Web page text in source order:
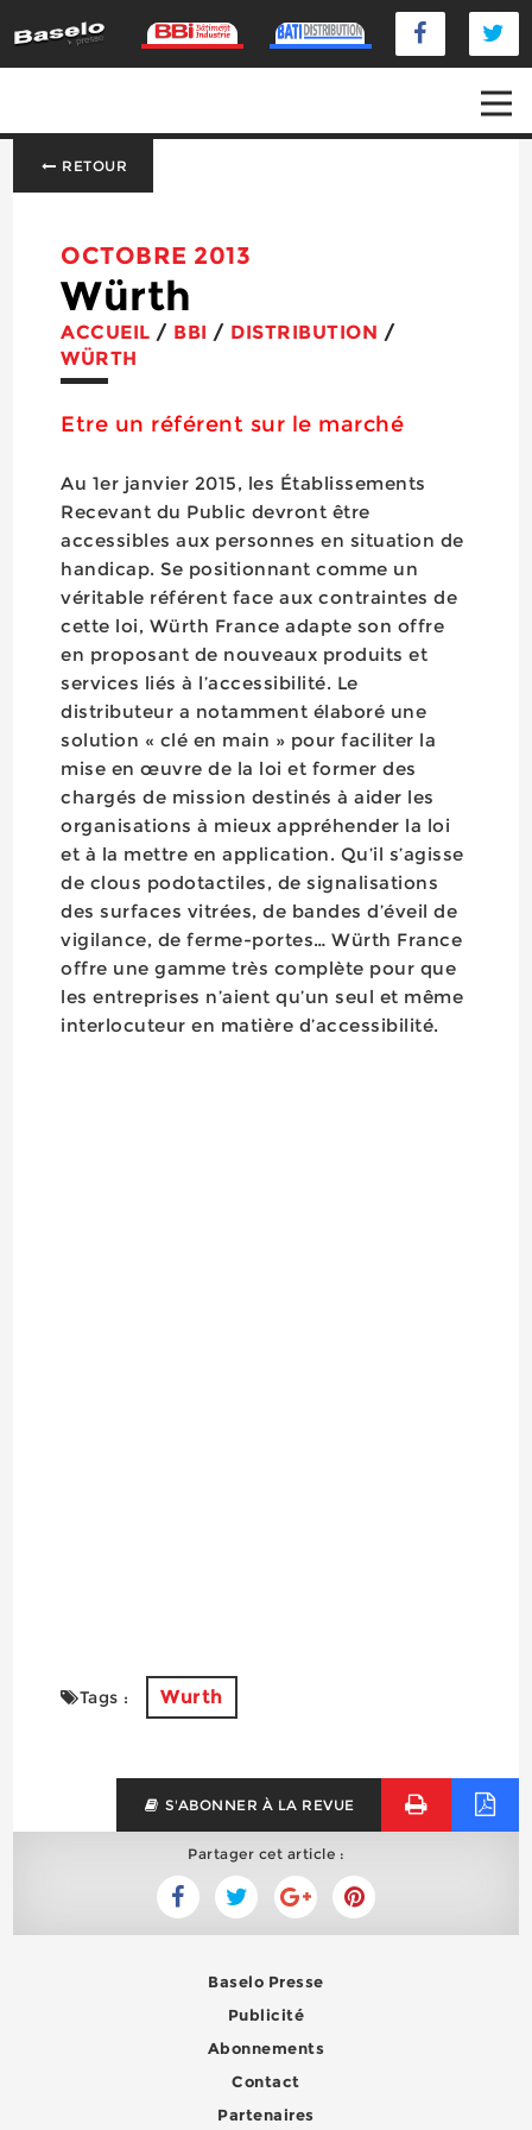
RETOUR
OCTOBRE 2013
Würth
ACCUEIL / BBI / DISTRIBUTION /
WÜRTH
Etre un référent sur le marché
Au 1er janvier 2015, les Établissements
Recevant du Public devront être
accessibles aux personnes en situation de
handicap. Se positionnant comme un
véritable référent face aux contraintes de
cette loi, Würth France adapte son offre
en proposant de nouveaux produits et
services liés à l’accessibilité. Le
distributeur a notamment élaboré une
solution « clé en main » pour faciliter la
mise en œuvre de la loi et former des
chargés de mission destinés à aider les
organisations à mieux appréhender la loi
et à la mettre en application. Qu’il s’agisse
de clous podotactiles, de signalisations
des surfaces vitrées, de bandes d’éveil de
vigilance, de ferme-portes… Würth France
offre une gamme très complète pour que
les entreprises n’aient qu’un seul et même
interlocuteur en matière d’accessibilité.
Tags : Wurth
S'ABONNER À LA REVUE
Partager cet article :
Baselo Presse
Publicité
Abonnements
Contact
Partenaires